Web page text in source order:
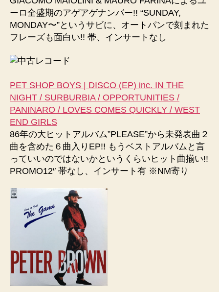
ーロ全盛期のアゲアゲナンバー!! “SUNDAY,
MONDAY〜”というサビに、オートパンで刻まれた
フレーズも面白い!! 帯、インサートなし
PET SHOP BOYS | DISCO (EP) inc. IN THE
NIGHT / SURBURBIA / OPPORTUNITIES /
PANINARO / LOVES COMES QUICKLY / WEST
END GIRLS
86年の大ヒットアルバム”PLEASE”から未発表曲２
曲を含めた６曲入りEP!! もうベストアルバムと言
っていいのではないかというくらいヒット曲揃い!!
PROMO12″ 帯なし、インサート有 ※NM寄り